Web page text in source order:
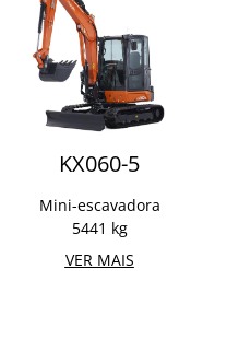
KX060-5
Mini-escavadora
5441 kg
VER MAIS